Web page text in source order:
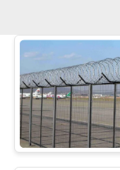
সাইট
ম্যাপ
PRIVACY
POLICY